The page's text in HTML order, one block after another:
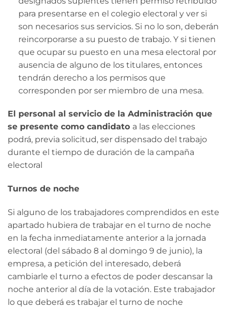
para presentarse en el colegio electoral y ver si
son necesarios sus servicios. Si no lo son, deberán
reincorporarse a su puesto de trabajo. Y si tienen
que ocupar su puesto en una mesa electoral por
ausencia de alguno de los titulares, entonces
tendrán derecho a los permisos que
corresponden por ser miembro de una mesa.
El personal al servicio de la Administración que
se presente como candidato a las elecciones
podrá, previa solicitud, ser dispensado del trabajo
durante el tiempo de duración de la campaña
electoral
Turnos de noche
Si alguno de los trabajadores comprendidos en este
apartado hubiera de trabajar en el turno de noche
en la fecha inmediatamente anterior a la jornada
electoral (del sábado 8 al domingo 9 de junio), la
empresa, a petición del interesado, deberá
cambiarle el turno a efectos de poder descansar la
noche anterior al día de la votación. Este trabajador
lo que deberá es trabajar el turno de noche